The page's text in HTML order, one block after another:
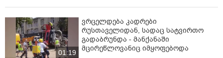
01:19
ვრცელდება კადრები
რუსთაველიდან, სადაც სატვირთო
გადაბრუნდა - მანქანაში
მცირეწლოვანიც იმყოფებოდა